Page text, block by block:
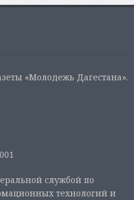
«Молодежь Дагестана».
службой по
технологий и